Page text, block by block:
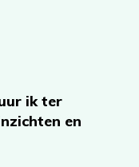
ik ter
en